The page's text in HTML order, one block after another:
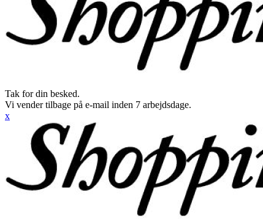
Tak for din besked.
Vi vender tilbage på e-mail inden 7 arbejdsdage.
x